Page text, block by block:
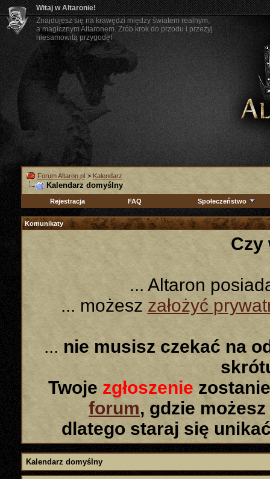
Witaj w Altaronie!
Znajdujesz się na krawędzi między światem realnym,
a magicznym Altaronem. Zrób krok do przodu i przeżyj
niesamowitą przygodę!
Forum Altaron.pl > Kalendarz
Kalendarz domyślny
Rejestracja FAQ Społeczeństwo
Komunikaty
Czy
... Altaron
... możeszzałożyć
... nie musisz czekać na
Twoje zgłoszenie
forum, gdzie
dlatego staraj się
Kalendarz domyślny